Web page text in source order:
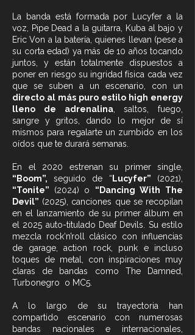
La banda está formada por Lucyfer a la
voz, Pipe Dead a la guitarra, Kuba al bajo y
Eric Von a la batería, quienes llevan (pese a
su corta edad) ya más de 10 años tocando
juntos, y están totalmente dispuestos a
poner en riesgo su ingridad física cada vez
que se suben a un escenario, con un
directo al más puro estilo high energy
lleno de adrenalina, saltos, fuego,
sangre y gritos, dando lo mejor de sí
mismos para regalarte un zumbido en los
oídos que te durará semanas.
En el 2020 estrenan su primer single,
“Boom”, seguido de “ Lucyfer” (2021),
“Tonite” (2024) o “Dancing With The
Devil” (2025), canciones que se recopilan
en el lanzamiento de su primer álbum en
el 2025 auto-titulado Deaf Devils. Su estilo
mezcla rock‘n’roll clásico con influencias
de garage, action rock, punk e incluso
toques de metal, con inspiraciones muy
claras de bandas como The Damned,
Turbonegro o MC5.
A lo largo de su trayectoria han
compartido escenario con numerosas
bandas nacionales e internacionales,